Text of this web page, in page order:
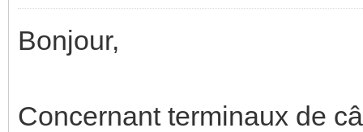
Bonjour,
Concernant terminaux de